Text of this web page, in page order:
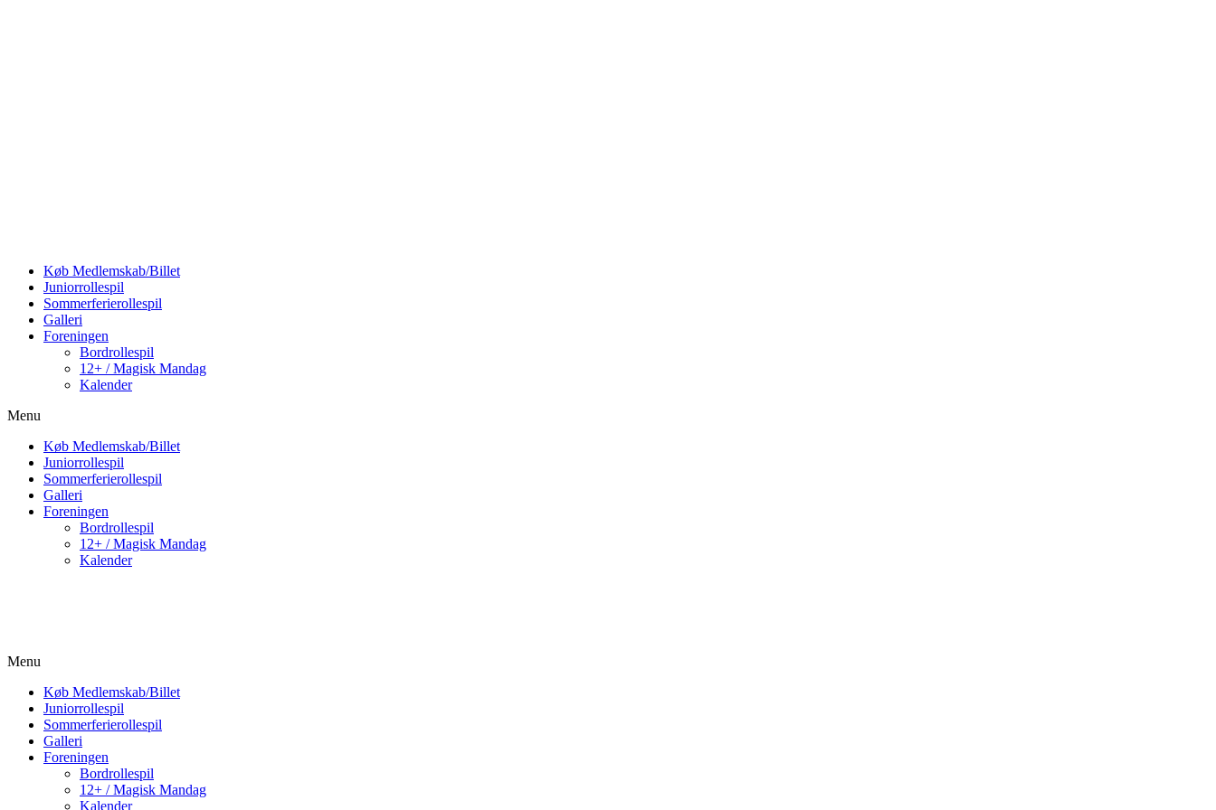
Køb Medlemskab/Billet
Juniorrollespil
Sommerferierollespil
Galleri
Foreningen
Bordrollespil
12+ / Magisk Mandag
Kalender
Menu
Køb Medlemskab/Billet
Juniorrollespil
Sommerferierollespil
Galleri
Foreningen
Bordrollespil
12+ / Magisk Mandag
Kalender
Menu
Køb Medlemskab/Billet
Juniorrollespil
Sommerferierollespil
Galleri
Foreningen
Bordrollespil
12+ / Magisk Mandag
Kalender